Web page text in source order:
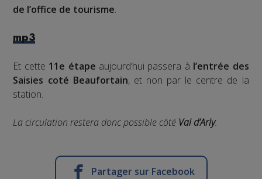
de l’office de tourisme.
mp3
Et cette 11e étape aujourd’hui passera à l’entrée des
Saisies coté Beaufortain, et non par le centre de la
station.
La circulation restera donc possible côté Val d’Arly.
Partager sur Facebook